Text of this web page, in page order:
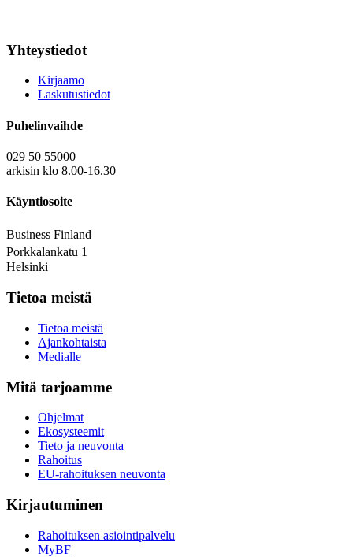
Yhteystiedot
Kirjaamo
Laskutustiedot
Puhelinvaihde
029 50 55000
arkisin klo 8.00-16.30
Käyntiosoite
Business Finland
Porkkalankatu 1
Helsinki
Tietoa meistä
Tietoa meistä
Ajankohtaista
Medialle
Mitä tarjoamme
Ohjelmat
Ekosysteemit
Tieto ja neuvonta
Rahoitus
EU-rahoituksen neuvonta
Kirjautuminen
Rahoituksen asiointipalvelu
MyBF